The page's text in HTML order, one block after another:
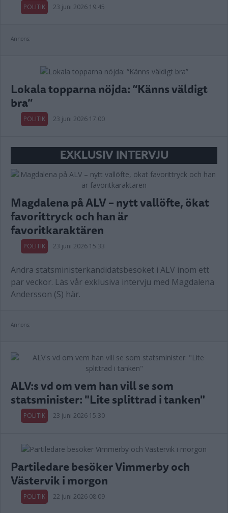
POLITIK 23 juni 2026 19.45
Annons:
Lokala topparna nöjda: “Känns väldigt
bra”
POLITIK 23 juni 2026 17.00
EXKLUSIV INTERVJU
Magdalena på ALV – nytt vallöfte, ökat
favorittryck och han är
favoritkaraktären
POLITIK 23 juni 2026 15.33
Andra statsministerkandidatsbesöket i ALV inom ett
par veckor. Läs vår exklusiva intervju med Magdalena
Andersson (S) här.
Annons:
ALV:s vd om vem han vill se som
statsminister: "Lite splittrad i tanken"
POLITIK 23 juni 2026 15.30
Partiledare besöker Vimmerby och
Västervik i morgon
POLITIK 22 juni 2026 08.09